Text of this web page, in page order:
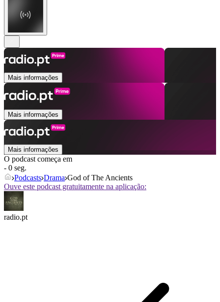
Mais informações
Mais informações
Mais informações
O podcast começa em
- 0 seg.
Podcasts Drama God of The Ancients
Ouve este podcast gratuitamente na aplicação:
radio.pt